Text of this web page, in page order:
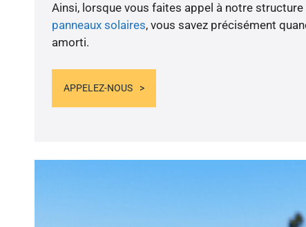
Ainsi, lorsque vous faites appel à notre
panneaux solaires, vous savez précisément
amorti.
APPELEZ-NOUS